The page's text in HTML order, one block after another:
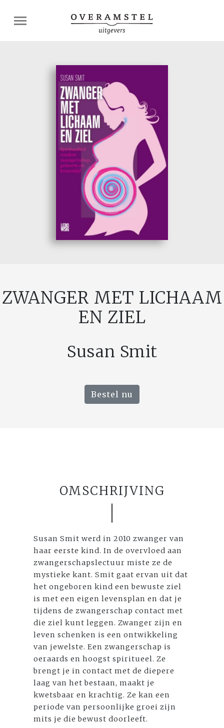
ZWANGER MET LICHAAM
EN ZIEL
Susan Smit
Bestel nu
OMSCHRIJVING
Susan Smit werd in 2010 zwanger van
haar eerste kind. In de overvloed aan
zwangerschapslectuur miste ze de
mystieke kant. Smit gaat ervan uit dat
het ongeboren kind een bewuste ziel
is met een eigen levensplan en dat je
tijdens de zwangerschap contact met
die ziel kunt leggen. Zwanger zijn en
leven schenken is een ontwikkeling
van jewelste. Een zwangerschap is
oeraards en hoogst spiritueel. Ze
brengt je in contact met de diepere
laag van het bestaan, maakt je
kwetsbaar en krachtig. Ze kan een
periode van persoonlijke groei zijn
mits je die bewust doorleeft.